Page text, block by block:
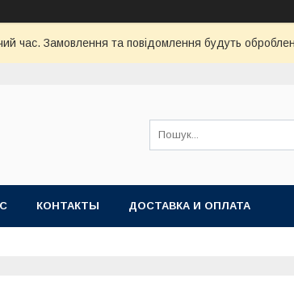
час. Замовлення та повідомлення будуть
КОНТАКТЫ ДОСТАВКА И ОПЛАТА